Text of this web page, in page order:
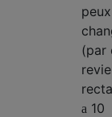
(par
10